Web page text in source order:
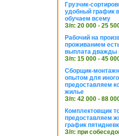
Грузчик-
удобный график
обучаем всему
З/п: 20 000 - 25
Рабочий на
проживанием
выплата дважды
З/п: 15 000 - 45
Сборщик-
опытом для
предоставляем
жилье
З/п: 42 000 - 88
Комплектовщик
предоставляем
график
З/п: при